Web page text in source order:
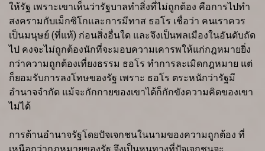
ให้รัฐ เพราะเขาเห็นว่ารัฐบาลทำสิ่งที่ไม่ถูกต้อง คือการไปทำ
สงครามกับเม็กซิโกและการมีทาส ธอโร เชื่อว่า คนเราควร
เป็นมนุษย์ (ที่แท้) ก่อนสิ่งอื่นใด และจึงเป็นพลเมืองในอันดับถัด
ไป คงจะไม่ถูกต้องนักที่จะมอบความเคารพให้แก่กฎหมายยิ่ง
กว่าความถูกต้องเที่ยงธรรม ธอโร ทำการละเมิดกฎหมาย แต่
ก็ยอมรับการลงโทษของรัฐ เพราะ ธอโร ตระหนักว่ารัฐมี
อำนาจจำกัด แม้จะกักกายของเขาได้ก็กักขังความคิดของเขา
ไม่ได้
การต้านอำนาจรัฐโดยปัจเจกชนในนามของความถูกต้อง ที่
เหนือกว่ากฎหมายของรัฐ จึงเป็นหนทางที่ปัจเจกชนจะ